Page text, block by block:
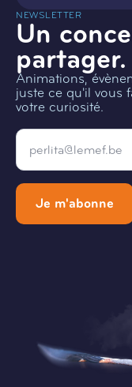
NEWSLETTER
Un
partager.
Animations,
juste ce qu'il vous
votre curiosité.
Email
Je m'abonne